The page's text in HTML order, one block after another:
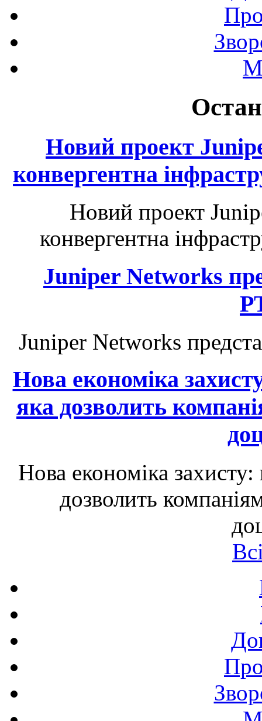
Новий проект
конвергентна
Новий проект
конвергентна
Juniper Networks
Juniper Networks
Нова економіка
яка дозволить
Нова економіка
дозволить